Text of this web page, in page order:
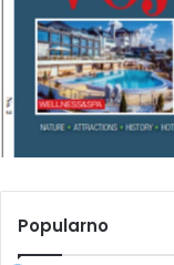
A
Popularno